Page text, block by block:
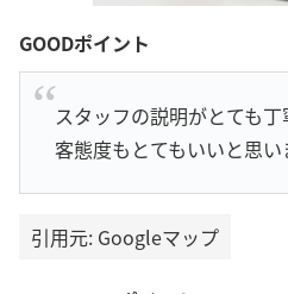
GOODポイント
スタッフの説明がとても
客態度もとてもいいと思い
引用元: Googleマップ